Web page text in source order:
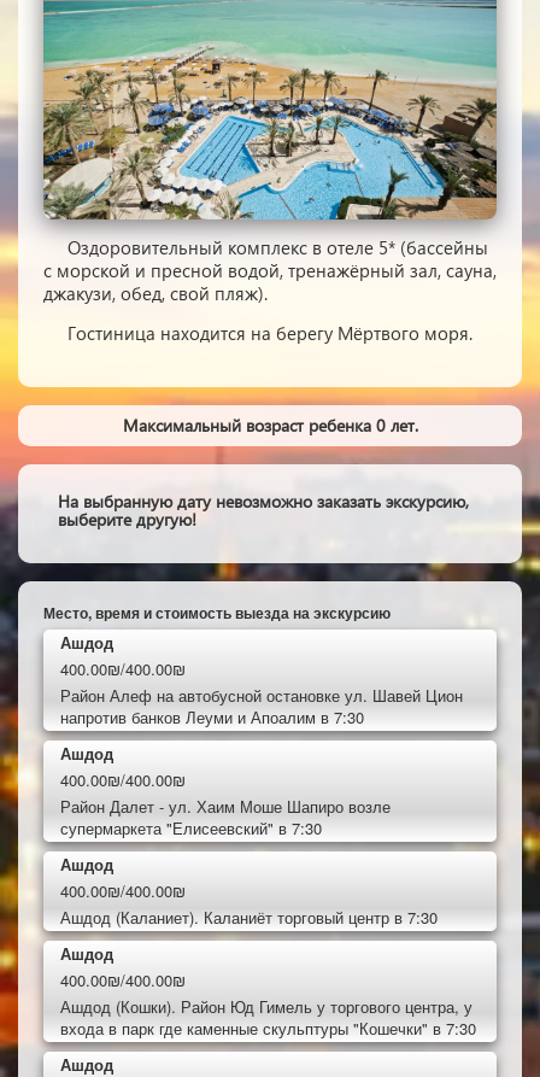
Оздоровительный комплекс в отеле 5* (бассейны
с морской и пресной водой, тренажёрный зал, сауна,
джакузи, обед, свой пляж).
Гостиница находится на берегу Мёртвого моря.
Максимальный возраст ребенка 0 лет.
На выбранную дату невозможно заказать экскурсию,
выберите другую!
Место, время и стоимость выезда на экскурсию
Ашдод
400.00₪/400.00₪
Район Алеф на автобусной остановке ул. Шавей Цион
напротив банков Леуми и Апоалим в 7:30
Ашдод
400.00₪/400.00₪
Район Далет - ул. Хаим Моше Шапиро возле
супермаркета "Елисеевский" в 7:30
Ашдод
400.00₪/400.00₪
Ашдод (Каланиет). Каланиёт торговый центр в 7:30
Ашдод
400.00₪/400.00₪
Ашдод (Кошки). Район Юд Гимель у торгового центра, у
входа в парк где каменные скульптуры "Кошечки" в 7:30
Ашдод